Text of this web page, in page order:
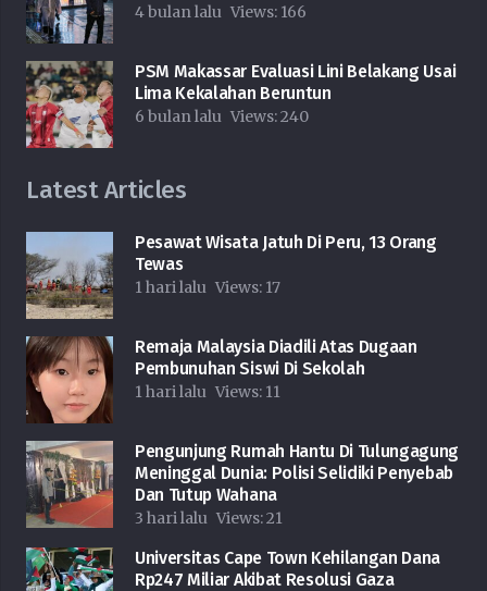
4 bulan lalu Views: 166
PSM Makassar Evaluasi Lini Belakang Usai
Lima Kekalahan Beruntun
6 bulan lalu Views:240
Latest Articles
Pesawat Wisata Jatuh Di Peru, 13 Orang
Tewas
1 hari lalu Views: 17
Remaja Malaysia Diadili Atas Dugaan
Pembunuhan Siswi Di Sekolah
1 hari lalu Views: 11
Pengunjung Rumah Hantu Di Tulungagung
Meninggal Dunia: Polisi Selidiki Penyebab
Dan Tutup Wahana
3 hari lalu Views:21
Universitas Cape Town Kehilangan Dana
Rp247 Miliar Akibat Resolusi Gaza